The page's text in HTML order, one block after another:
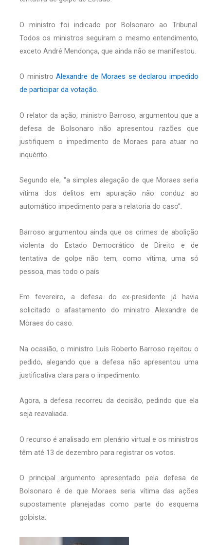
O ministro foi indicado por Bolsonaro ao Tribunal.
Todos os ministros seguiram o mesmo entendimento,
exceto André Mendonça, que ainda não se manifestou.
O ministroAlexandre de Moraes se declarou impedido
de participar da votação.
O relator da ação, ministro Barroso, argumentou que a
defesa de Bolsonaro não apresentou razões que
justifiquem o impedimento de Moraes para atuar no
inquérito.
Segundo ele, “a simples alegação de que Moraes seria
vítima dos delitos em apuração não conduz ao
automático impedimento para a relatoria do caso”.
Barroso argumentou ainda que os crimes de abolição
violenta do Estado Democrático de Direito e de
tentativa de golpe não tem, como vítima, uma só
pessoa, mas todo o país.
Em fevereiro, a defesa do ex-presidente já havia
solicitado o afastamento do ministro Alexandre de
Moraes do caso.
Na ocasião, o ministro Luís Roberto Barroso rejeitou o
pedido, alegando que a defesa não apresentou uma
justificativa clara para o impedimento.
Agora, a defesa recorreu da decisão, pedindo que ela
seja reavaliada.
O recurso é analisado em plenário virtual e os ministros
têm até 13 de dezembro para registrar os votos.
O principal argumento apresentado pela defesa de
Bolsonaro é de que Moraes seria vítima das ações
supostamente planejadas como parte do esquema
golpista.